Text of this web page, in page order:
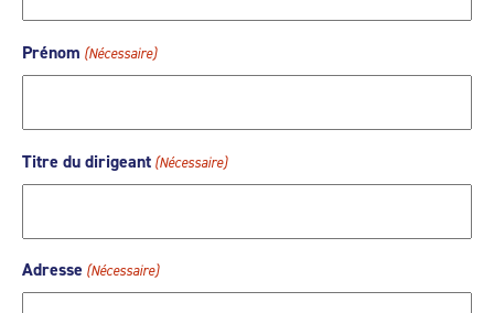
Prénom (Nécessaire)
Titre du dirigeant (Nécessaire)
Adresse (Nécessaire)